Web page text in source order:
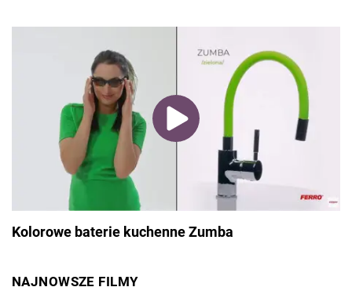
Kolorowe baterie kuchenne Zumba
NAJNOWSZE FILMY